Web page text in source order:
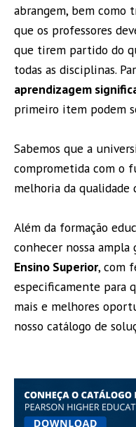
abrangem, bem como
que os professores
que tirem partido do
todas as disciplinas.
aprendizagem
primeiro item podem
Sabemos que a
comprometida com o
melhoria da qualidade
Além da formação
conhecer nossa ampla
Ensino Superior, com
especificamente para
mais e melhores
nosso catálogo de